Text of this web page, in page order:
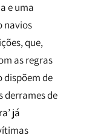
e uma
navios
que,
as regras
dispõem de
derrames de
já